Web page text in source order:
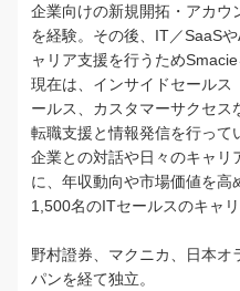
企業向けの新規開拓・アカウ
を経験。その後、IT／SaaS
ャリア支援を行うためSmacie
現在は、インサイドセールス
ールス、カスタマーサクセス
転職支援と情報発信を行って
企業との対話や日々のキャリ
に、年収動向や市場価値を高
1,500名のITセールスのキャ
野村證券、マクニカ、日本オ
パンを経て独立。